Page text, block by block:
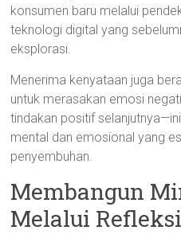
konsumen baru melalui
teknologi digital yang
eksplorasi.
Menerima kenyataan juga
untuk merasakan emosi
tindakan positif
mental dan emosional yang
penyembuhan.
Membangun
Melalui